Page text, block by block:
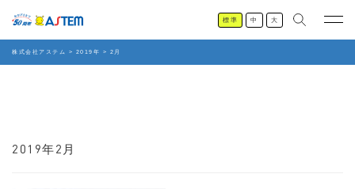
標準 中 大
株式会社アステム > 2019年 > 2月
2019年2月